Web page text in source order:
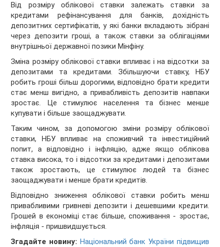
Від розміру облікової ставки залежать ставки за
кредитами рефінансування для банків, дохідність
депозитних сертифікатів, у які банки вкладають зібрані
через депозити гроші, а також ставки за облігаціями
внутрішньої державної позики Мінфіну.
Зміна розміру облікової ставки впливає і на відсотки за
депозитами та кредитами. Збільшуючи ставку, НБУ
робить гроші більш дорогими, відповідно брати кредити
стає менш вигідно, а привабливість депозитів навпаки
зростає. Це стимулює населення та бізнес менше
купувати і більше заощаджувати.
Таким чином, за допомогою зміни розміру облікової
ставки, НБУ впливає на споживчий та інвестиційний
попит, а відповідно і інфляцію, адже якщо облікова
ставка висока, то і відсотки за кредитами і депозитами
також зростають, це стимулює людей та бізнес
заощаджувати і менше брати кредитів.
Відповідно зниження облікової ставки робить менш
привабливими гривневі депозити і дешевшими кредити.
Грошей в економіці стає більше, споживання - зростає,
інфляція - пришвидшується.
Згадайте новину: Національний банк України підвищив